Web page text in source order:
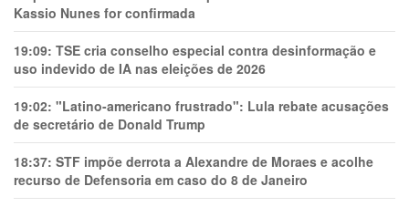
Kassio Nunes for confirmada
19:09: TSE cria conselho especial contra desinformação e
uso indevido de IA nas eleições de 2026
19:02: "Latino-americano frustrado": Lula rebate acusações
de secretário de Donald Trump
18:37: STF impõe derrota a Alexandre de Moraes e acolhe
recurso de Defensoria em caso do 8 de Janeiro